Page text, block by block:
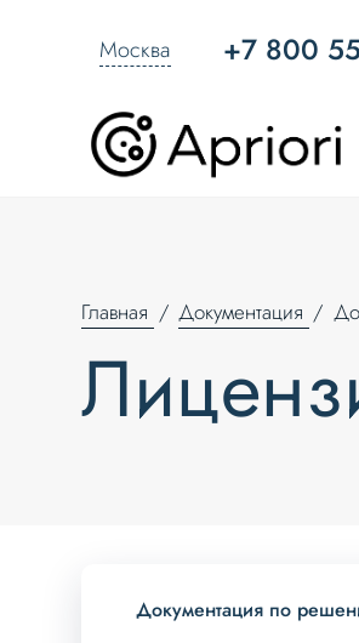
Москва +7 800
Главная Документация
Документация по